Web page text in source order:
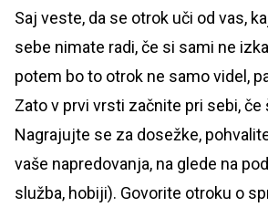
Saj veste, da se otrok uči od vas,
sebe nimate radi, če si sami ne
potem bo to otrok ne samo videl,
Zato v prvi vrsti začnite pri sebi, če
Nagrajujte se za dosežke,
vaše napredovanja, na glede na
služba, hobiji). Govorite otroku o